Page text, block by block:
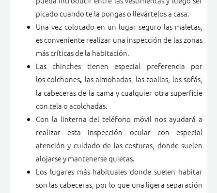
picado cuando te la pongas o llevártelos a casa.
Una vez colocado en un lugar seguro las maletas,
es conveniente realizar una inspección de las zonas
más críticas de la habitación.
Las chinches tienen especial preferencia por
los colchones, las almohadas, las toallas, los sofás,
la cabeceras de la cama y cualquier otra superficie
con tela o acolchadas.
Con la linterna del teléfono móvil nos ayudará a
realizar esta inspección ocular con especial
atención y cuidado de las costuras, donde suelen
alojarse y mantenerse quietas.
Los lugares más habituales donde suelen habitar
son las cabeceras, por lo que una ligera separación